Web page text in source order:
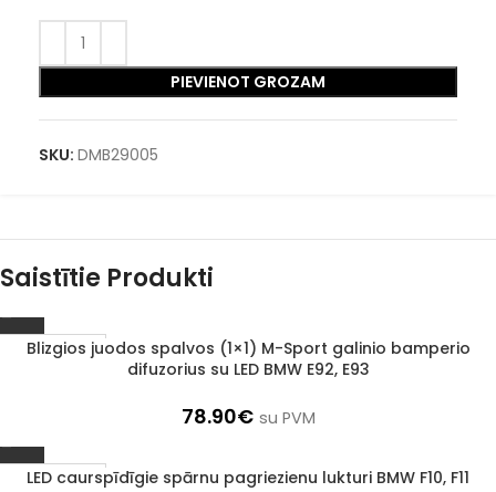
PIEVIENOT GROZAM
SKU: DMB29005
Saistītie Produkti
1–3 d. d.
Blizgios juodos spalvos (1×1) M-Sport galinio bamperio
difuzorius su LED BMW E92, E93
78.90€ su PVM
1–3 d. d.
LED caurspīdīgie spārnu pagriezienu lukturi BMW F10, F11